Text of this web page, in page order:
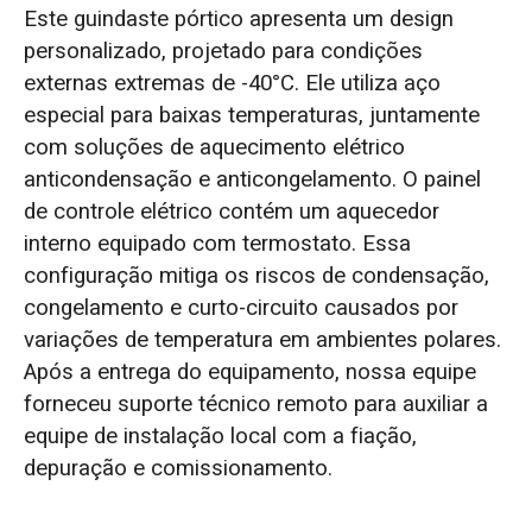
Este guindaste pórtico apresenta um design
personalizado, projetado para condições
externas extremas de -40°C. Ele utiliza aço
especial para baixas temperaturas, juntamente
com soluções de aquecimento elétrico
anticondensação e anticongelamento. O painel
de controle elétrico contém um aquecedor
interno equipado com termostato. Essa
configuração mitiga os riscos de condensação,
congelamento e curto-circuito causados por
variações de temperatura em ambientes polares.
Após a entrega do equipamento, nossa equipe
forneceu suporte técnico remoto para auxiliar a
equipe de instalação local com a fiação,
depuração e comissionamento.